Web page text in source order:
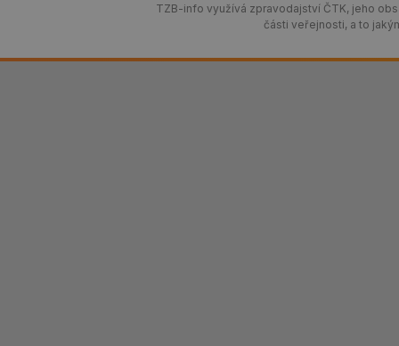
TZB-info využívá zpravodajství ČTK, jeho
části veřejnosti, a to